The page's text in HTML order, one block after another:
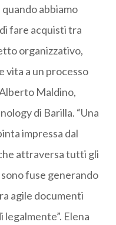
abbiamo
fare acquisti tra
organizzativo,
vita a un processo
Maldino,
di Barilla. “Una
impressa dal
attraversa tutti gli
fuse generando
agile documenti
Elena